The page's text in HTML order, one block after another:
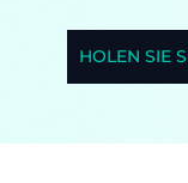
HOLEN SIE